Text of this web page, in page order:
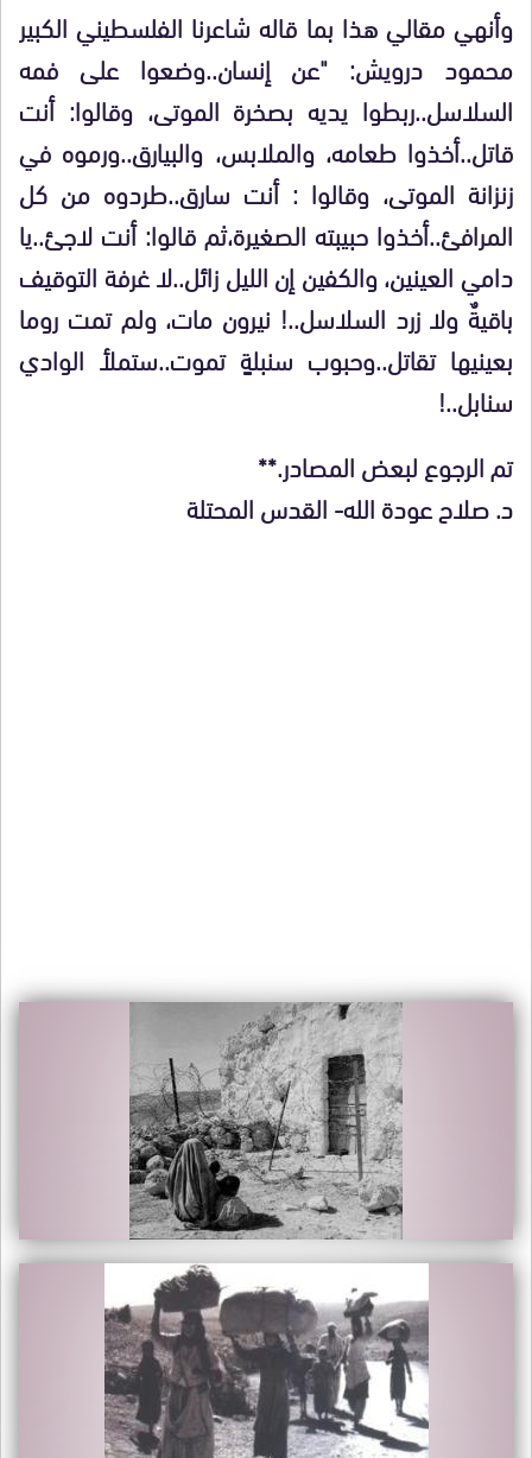
وأنهي مقالي هذا بما قاله شاعرنا الفلسطيني الكبير
محمود درويش: "عن إنسان..وضعوا على فمه
السلاسل..ربطوا يديه بصخرة الموتى، وقالوا: أنت
قاتل..أخذوا طعامه، والملابس، والبيارق..ورموه في
زنزانة الموتى، وقالوا : أنت سارق..طردوه من كل
المرافئ..أخذوا حبيبته الصغيرة،ثم قالوا: أنت لاجئ..يا
دامي العينين، والكفين إن الليل زائل..لا غرفة التوقيف
باقيةٌ ولا زرد السلاسل..! نيرون مات، ولم تمت روما
بعينيها تقاتل..وحبوب سنبلةٍ تموت..ستملأ الوادي
سنابل..!
تم الرجوع لبعض المصادر.**
د. صلاح عودة الله- القدس المحتلة